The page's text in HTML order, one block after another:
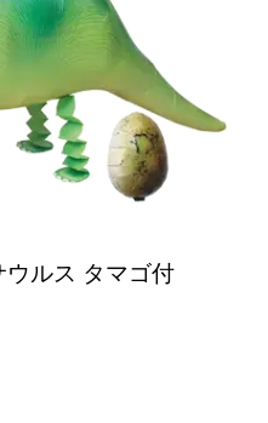
ルス タマゴ付